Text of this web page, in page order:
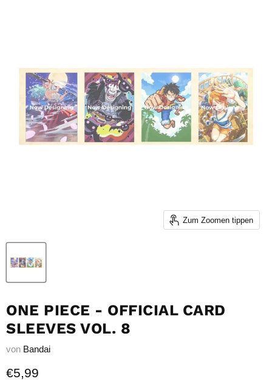
Zum Zoomen tippen
ONE PIECE - OFFICIAL CARD
SLEEVES VOL. 8
von Bandai
Aktueller Preis
€5,99